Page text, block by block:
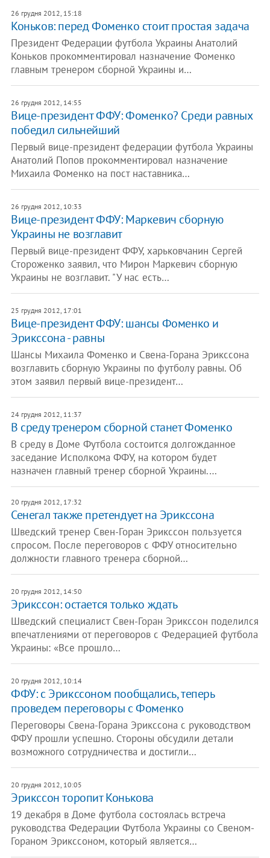
26 грудня 2012, 15:18
Коньков: перед Фоменко стоит простая задача
Президент Федерации футбола Украины Анатолий
Коньков прокомментировал назначение Фоменко
главным тренером сборной Украины и…
26 грудня 2012, 14:55
Вице-президент ФФУ: Фоменко? Среди равных
победил сильнейший
Первый вице-президент федерации футбола Украины
Анатолий Попов прокомментировал назначение
Михаила Фоменко на пост наставника…
26 грудня 2012, 10:33
Вице-президент ФФУ: Маркевич сборную
Украины не возглавит
Первый вице-президент ФФУ, харьковчанин Сергей
Стороженко заявил, что Мирон Маркевич сборную
Украины не возглавит. "У нас есть…
25 грудня 2012, 17:01
Вице-президент ФФУ: шансы Фоменко и
Эрикссона - равны
Шансы Михаила Фоменко и Свена-Горана Эрикссона
возглавить сборную Украины по футболу равны. Об
этом заявил первый вице-президент…
24 грудня 2012, 11:37
В среду тренером сборной станет Фоменко
В среду в Доме Футбола состоится долгожданное
заседание Исполкома ФФУ, на котором будет
назначен главный тренер сборной Украины.…
20 грудня 2012, 17:32
Сенегал также претендует на Эрикссона
Шведский тренер Свен-Горан Эрикссон пользуется
спросом. После переговоров с ФФУ относительно
должности главного тренера сборной…
20 грудня 2012, 14:50
Эрикссон: остается только ждать
Шведский специалист Свен-Горан Эрикссон поделился
впечатлениями от переговоров с Федерацией футбола
Украины: «Все прошло…
20 грудня 2012, 10:14
ФФУ: с Эрикссоном пообщались, теперь
проведем переговоры с Фоменко
Переговоры Свена-Горана Эрикссона с руководством
ФФУ прошли успешно. Стороны обсудили детали
возможного сотрудничества и достигли…
20 грудня 2012, 10:05
Эрикссон торопит Конькова
19 декабря в Доме футбола состоялась встреча
руководства Федерации Футбола Украины со Свеном-
Гораном Эрикссоном, который является…